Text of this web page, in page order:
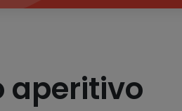
aperitivo